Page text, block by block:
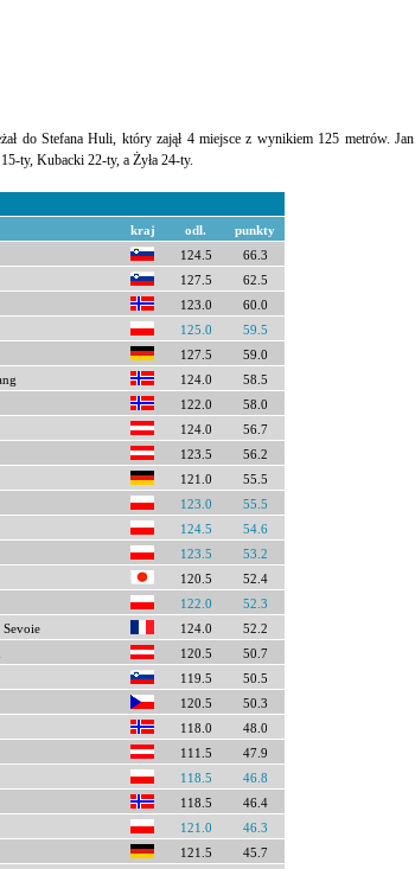
do Stefana Huli, który zajął 4 miejsce z wynikiem 125 metrów. Jan
ty, Kubacki 22-ty, a Żyła 24-ty.
kraj odl.
punkty
124.5
66.3
127.5
62.5
123.0
60.0
125.0
59.5
127.5
59.0
124.0
58.5
122.0
58.0
124.0
56.7
123.5
56.2
121.0
55.5
123.0
55.5
124.5
54.6
123.5
53.2
120.5
52.4
122.0
52.3
Sevoie 124.0
52.2
120.5
50.7
119.5
50.5
120.5
50.3
118.0
48.0
111.5
47.9
118.5
46.8
118.5
46.4
121.0
46.3
121.5
45.7